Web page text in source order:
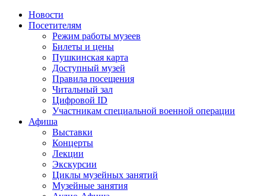
Новости
Посетителям
Режим работы музеев
Билеты и цены
Пушкинская карта
Доступный музей
Правила посещения
Читальный зал
Цифровой ID
Участникам специальной военной операции
Афиша
Выставки
Концерты
Лекции
Экскурсии
Циклы музейных занятий
Музейные занятия